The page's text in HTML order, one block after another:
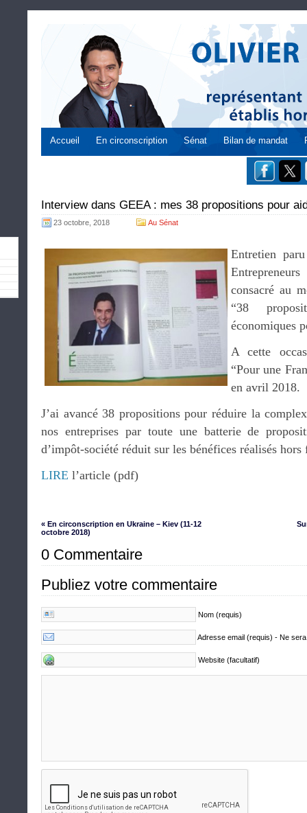
Accueil En circonscription Sénat Bilan de mandat
Interview dans GEEA : mes 38 propositions pour
23 octobre, 2018 Au Sénat
Entretien
consacré au
“38
économiques
A cette
“Pour une
en avril 2018.
J’ai avancé 38 propositions pour réduire la
nos entreprises par toute une batterie de
d’impôt-société réduit sur les bénéfices réalisés hors
LIRE l’article (pdf)
« En circonscription en Ukraine – Kiev (11-12
octobre 2018)
0 Commentaire
Publiez votre commentaire
Nom (requis)
Adresse email (requis) - Ne
Website (facultatif)